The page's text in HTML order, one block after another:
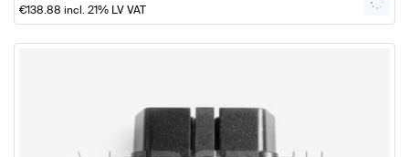
€138.88 incl. 21% LV VAT